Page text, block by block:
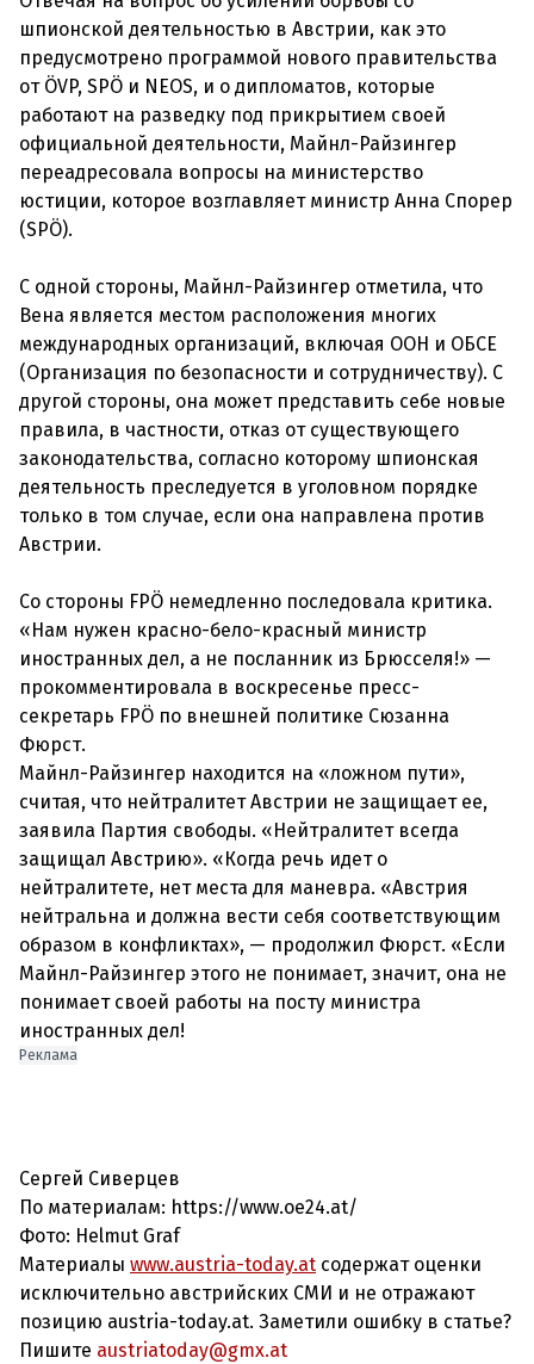
шпионской деятельностью в Австрии, как это
предусмотрено программой нового правительства
от ÖVP, SPÖ и NEOS, и о дипломатов, которые
работают на разведку под прикрытием своей
официальной деятельности, Майнл-Райзингер
переадресовала вопросы на министерство
юстиции, которое возглавляет министр Анна Спорер
(SPÖ).
С одной стороны, Майнл-Райзингер отметила, что
Вена является местом расположения многих
международных организаций, включая ООН и ОБСЕ
(Организация по безопасности и сотрудничеству). С
другой стороны, она может представить себе новые
правила, в частности, отказ от существующего
законодательства, согласно которому шпионская
деятельность преследуется в уголовном порядке
только в том случае, если она направлена против
Австрии.
Со стороны FPÖ немедленно последовала критика.
«Нам нужен красно-бело-красный министр
иностранных дел, а не посланник из Брюсселя!» —
прокомментировала в воскресенье пресс-
секретарь FPÖ по внешней политике Сюзанна
Фюрст.
Майнл-Райзингер находится на «ложном пути»,
считая, что нейтралитет Австрии не защищает ее,
заявила Партия свободы. «Нейтралитет всегда
защищал Австрию». «Когда речь идет о
нейтралитете, нет места для маневра. «Австрия
нейтральна и должна вести себя соответствующим
образом в конфликтах», — продолжил Фюрст. «Если
Майнл-Райзингер этого не понимает, значит, она не
понимает своей работы на посту министра
иностранных дел!
Реклама
Сергей Сиверцев
По материалам: https://www.oe24.at/
Фото: Helmut Graf
Материалы www.austria-today.at содержат оценки
исключительно австрийских СМИ и не отражают
позицию austria-today.at. Заметили ошибку в статье?
Пишите austriatoday@gmx.at